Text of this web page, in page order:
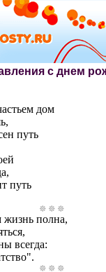
с днем
дом
путь
путь
жизнь полна,
всегда: